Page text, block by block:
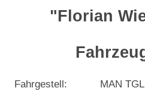
"Florian
Fahrgestell: MAN TGL